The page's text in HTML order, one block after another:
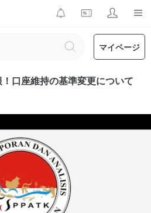
マイページ
口座維持の基準変更について